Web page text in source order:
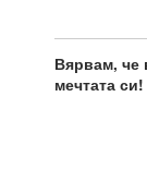
Вярвам, че
мечтата си!